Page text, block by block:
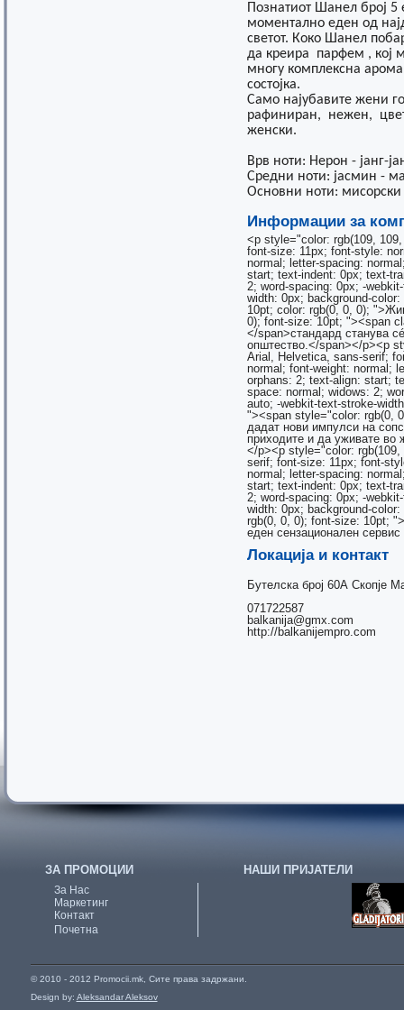
Познатиот Шанел број
моментално еден од
светот. Коко Шанел
да креира парфем , кој
многу комплексна
состојка.
Само најубавите жени
рафиниран, нежен,
женски.
Врв ноти: Нерон - јанг-
Средни ноти: јасмин -
Основни ноти:
Информации за
<p style="color: rgb(109,
font-size: 11px; font-style:
normal; letter-spacing:
start; text-indent: 0px; text-
2; word-spacing: 0px; -
width: 0px; background-
10pt; color: rgb(0, 0, 0);
0); font-size: 10pt; "><span
</span>стандард станува
општество.</span></p><p
Arial, Helvetica, sans-serif;
normal; font-weight: normal;
orphans: 2; text-align: start;
space: normal; widows: 2;
auto; -webkit-text-stroke-
"><span style="color: rgb(0,
дадат нови импулси на
приходите и да уживате во
</p><p style="color:
serif; font-size: 11px; font-
normal; letter-spacing:
start; text-indent: 0px; text-
2; word-spacing: 0px; -
width: 0px; background-
rgb(0, 0, 0); font-size: 10pt;
еден сензационален
Локација и контакт
Бутелска број 60А Скопје
071722587
balkanija@gmx.com
http://balkanijempro.com
ЗА ПРОМОЦИИ
За Нас
Маркетинг
Контакт
Почетна
НАШИ ПРИЈАТЕЛИ
© 2010 - 2012 Promocii.mk, Сите права задржани.
Design by: Aleksandar Aleksov